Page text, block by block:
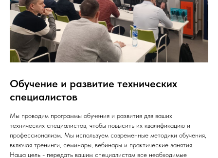
Обучение и развитие технических
специалистов
Мы проводим программы обучения и развития для ваших
технических специалистов, чтобы повысить их квалификацию и
профессионализм. Мы используем современные методики обучения,
включая тренинги, семинары, вебинары и практические занятия.
Наша цель - передать вашим специалистам все необходимые